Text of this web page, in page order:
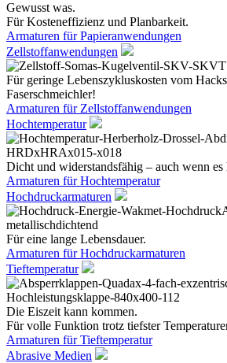
Gewusst was.
Für Kosteneffizienz und Planbarkeit.
Armaturen für Papieranwendungen
Zellstoffanwendungen
Für geringe Lebenszykluskosten vom
Faserschmeichler!
Armaturen für Zellstoffanwendungen
Hochtemperatur
Dicht und widerstandsfähig – auch wenn es
Armaturen für Hochtemperatur
Hochdruckarmaturen
Für eine lange Lebensdauer.
Armaturen für Hochdruckarmaturen
Tieftemperatur
Die Eiszeit kann kommen.
Für volle Funktion trotz tiefster
Armaturen für Tieftemperatur
Abrasive Medien